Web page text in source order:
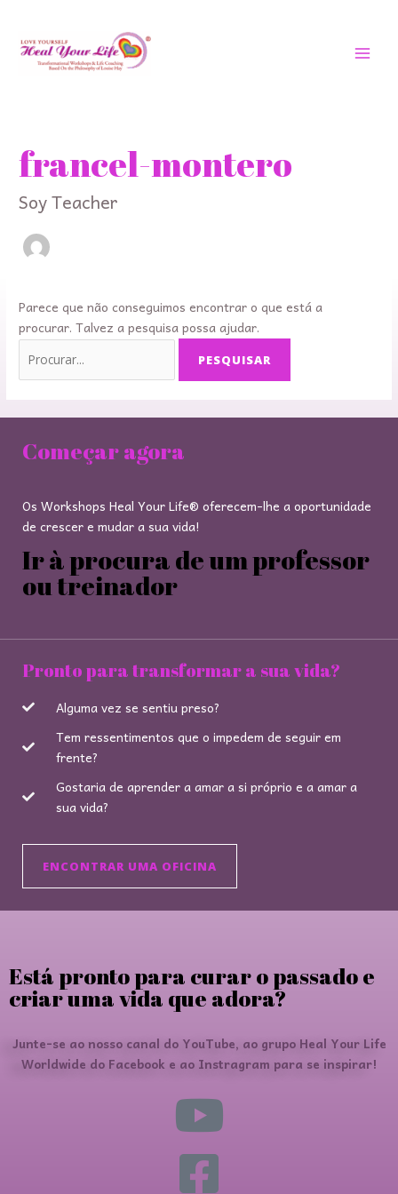
conteúdo
francel-montero
Soy Teacher
Parece que não conseguimos encontrar o que está a
procurar. Talvez a pesquisa possa ajudar.
Começar agora
Os Workshops Heal Your Life® oferecem-lhe a oportunidade
de crescer e mudar a sua vida!
Ir à procura de um professor
ou treinador
Pronto para transformar a sua vida?
Alguma vez se sentiu preso?
Tem ressentimentos que o impedem de seguir em
frente?
Gostaria de aprender a amar a si próprio e a amar a
sua vida?
ENCONTRAR UMA OFICINA
Está pronto para curar o passado e
criar uma vida que adora?
Junte-se ao nosso canal do YouTube, ao grupo Heal Your Life
Worldwide do Facebook e ao Instragram para se inspirar!